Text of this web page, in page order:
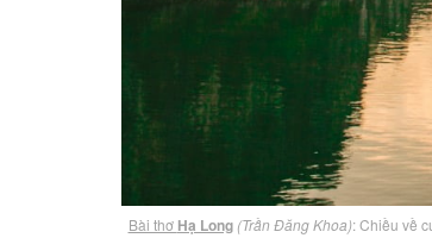
Bài thơ Hạ Long (Trần Đăng Khoa): Chiều về